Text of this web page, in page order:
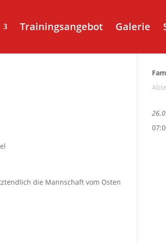
Trainingsangebot Galerie
die Mannschaft vom Osten